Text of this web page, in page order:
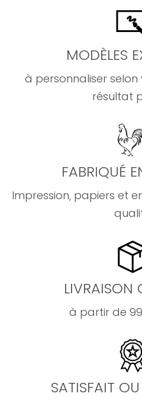
MODÈLES
à personnaliser selon
résultat
FABRIQUÉ
Impression, papiers et
LIVRAISON
à partir de
SATISFAIT